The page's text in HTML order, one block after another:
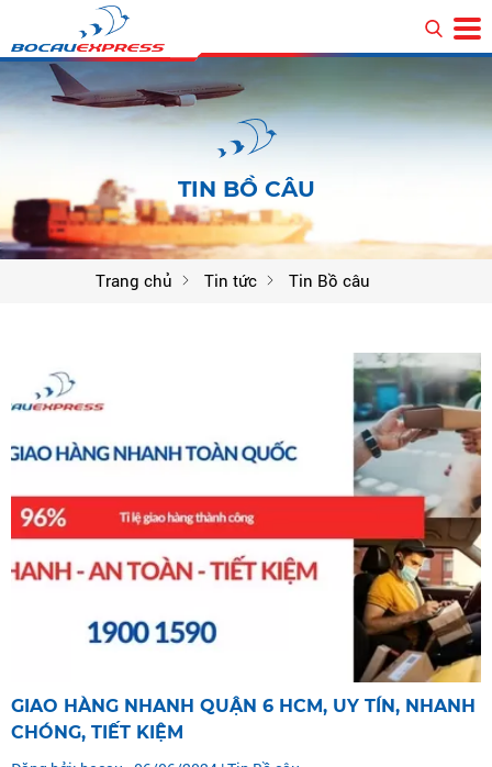
TIN BỒ CÂU
Trang chủ Tin tức Tin Bồ câu
GIAO HÀNG NHANH QUẬN 6 HCM, UY TÍN, NHANH
CHÓNG, TIẾT KIỆM